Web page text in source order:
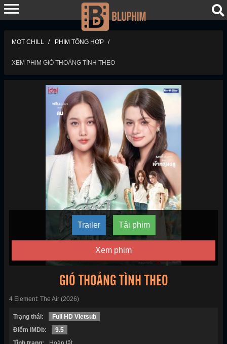
MỌT CHILL PHIM TỔNG HỢP
XEM PHIM GIÓ THOẢNG TÌNH THEO
Trailer Tải phim
Xem phim
GIÓ THOẢNG TÌNH THEO
4 Element: The Air (2026)
Trạng thái:
Full HD Vietsub
Điểm IMDb:
9.5